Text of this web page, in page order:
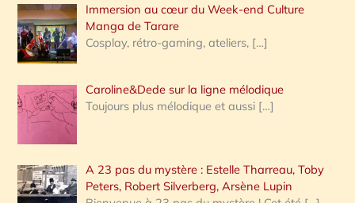
:
Immersion au cœur du Week-end Culture
Manga de Tarare
Cosplay, rétro-gaming, ateliers, […]
Caroline&Dede sur la ligne mélodique
Toujours plus mélodique et aussi […]
A 23 pas du mystère : Estelle Tharreau, Toby
Peters, Robert Silverberg, Arsène Lupin